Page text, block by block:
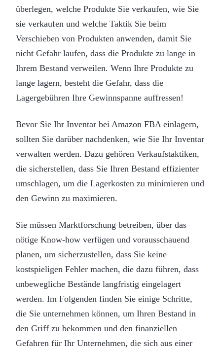
überlegen, welche Produkte Sie verkaufen, wie Sie
sie verkaufen und welche Taktik Sie beim
Verschieben von Produkten anwenden, damit Sie
nicht Gefahr laufen, dass die Produkte zu lange in
Ihrem Bestand verweilen. Wenn Ihre Produkte zu
lange lagern, besteht die Gefahr, dass die
Lagergebühren Ihre Gewinnspanne auffressen!
Bevor Sie Ihr Inventar bei Amazon FBA einlagern,
sollten Sie darüber nachdenken, wie Sie Ihr Inventar
verwalten werden. Dazu gehören Verkaufstaktiken,
die sicherstellen, dass Sie Ihren Bestand effizienter
umschlagen, um die Lagerkosten zu minimieren und
den Gewinn zu maximieren.
Sie müssen Marktforschung betreiben, über das
nötige Know-how verfügen und vorausschauend
planen, um sicherzustellen, dass Sie keine
kostspieligen Fehler machen, die dazu führen, dass
unbewegliche Bestände langfristig eingelagert
werden. Im Folgenden finden Sie einige Schritte,
die Sie unternehmen können, um Ihren Bestand in
den Griff zu bekommen und den finanziellen
Gefahren für Ihr Unternehmen, die sich aus einer